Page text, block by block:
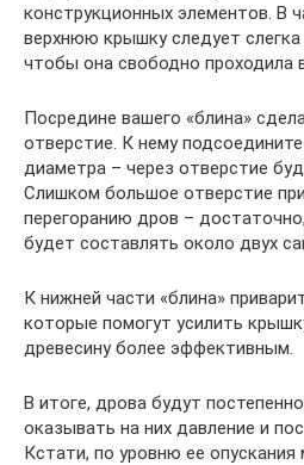
конструкционных элементов. В
верхнюю крышку следует
чтобы она свободно проходила
Посредине вашего «блина»
отверстие. К нему
диаметра – через отверстие
Слишком большое отверстие
перегоранию дров –
будет составлять около двух
К нижней части «блина»
которые помогут усилить
древесину более эффективным.
В итоге, дрова будут
оказывать на них давление и
Кстати, по уровню ее